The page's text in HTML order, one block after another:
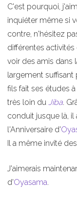
C'est pourquoi,
inquiéter même si
contre, n'hésitez
différentes activités
voir des amis dans
largement
fils fait ses études
très loin du Jiba.
conduit jusque là, il
l'Anniversaire d'
Il a même invité
J'aimerais
d'Oyasama.